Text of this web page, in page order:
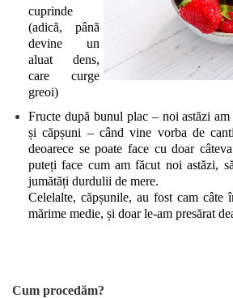
cuprinde
(adică, până
devine un
aluat dens,
care curge
greoi)
Fructe după bunul plac – noi astăzi
și căpșuni – când vine vorba de
deoarece se poate face cu doar
puteți face cum am făcut noi astăzi,
jumătăți durdulii de mere.
Celelalte, căpșunile, au fost cam câte
mărime medie, și doar le-am presărat
Cum procedăm?